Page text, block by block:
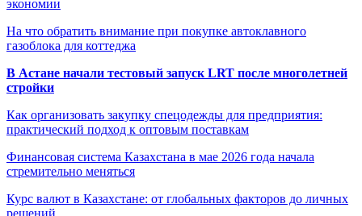
экономии
На что обратить внимание при покупке автоклавного
газоблока для коттеджа
В Астане начали тестовый запуск LRT после многолетней
стройки
Как организовать закупку спецодежды для предприятия:
практический подход к оптовым поставкам
Финансовая система Казахстана в мае 2026 года начала
стремительно меняться
Курс валют в Казахстане: от глобальных факторов до личных
решений